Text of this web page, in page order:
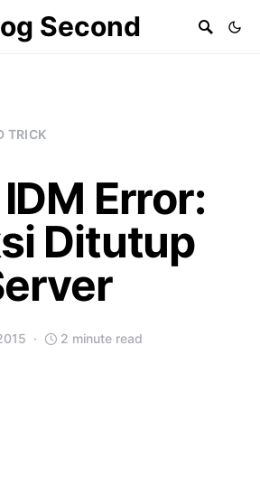
Second
TRICK
Error:
Ditutup
2 minute read